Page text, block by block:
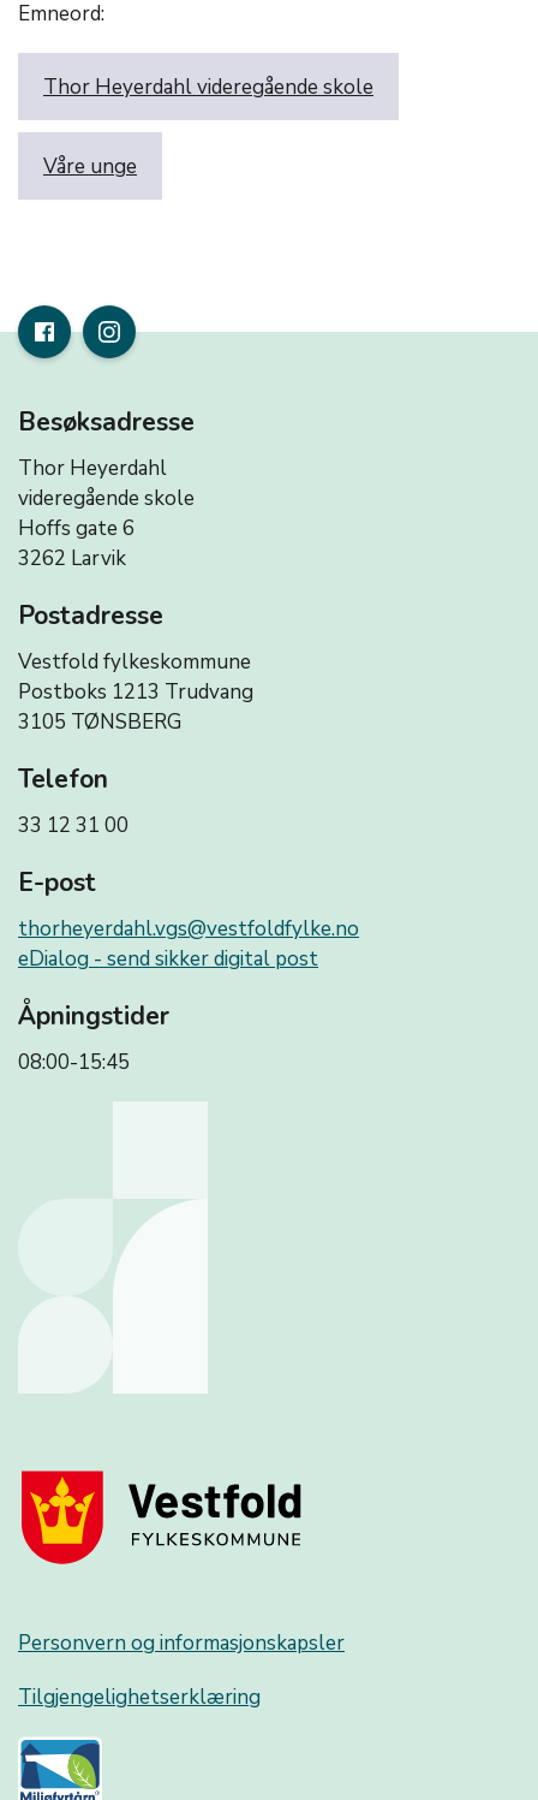
Emneord:
Thor Heyerdahl videregående skole
Våre unge
Besøksadresse
Thor Heyerdahl
videregående skole
Hoffs gate 6
3262 Larvik
Postadresse
Vestfold fylkeskommune
Postboks 1213 Trudvang
3105 TØNSBERG
Telefon
33 12 31 00
E-post
thorheyerdahl.vgs@vestfoldfylke.no
eDialog - send sikker digital post
Åpningstider
08:00-15:45
Personvern og informasjonskapsler
Tilgjengelighetserklæring